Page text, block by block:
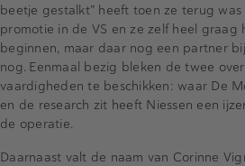
beetje gestalkt” heeft toen ze terug
promotie in de VS en ze zelf heel graag
beginnen, maar daar nog een partner
nog. Eenmaal bezig bleken de twee
vaardigheden te beschikken: waar De
en de research zit heeft Niessen een
de operatie.
Daarnaast valt de naam van Corinne